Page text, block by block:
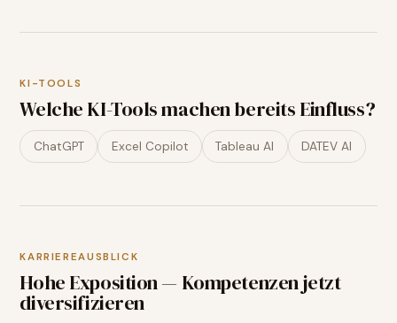
KI-TOOLS
Welche KI-Tools machen bereits Einfluss?
ChatGPT Excel Copilot Tableau AI DATEV AI
KARRIEREAUSBLICK
Hohe Exposition — Kompetenzen jetzt
diversifizieren